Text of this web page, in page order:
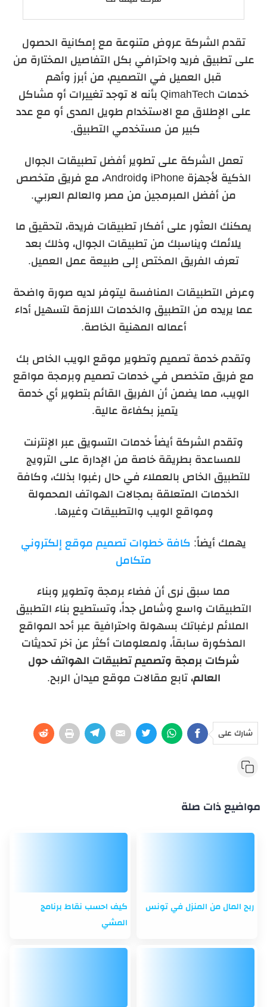
تقدم الشركة عروض متنوعة مع إمكانية الحصول
على تطبيق فريد واحترافي بكل التفاصيل المختارة من
قبل العميل في التصميم، من أبرز وأهم
خدمات QimahTech بأنه لا توجد تغييرات أو مشاكل
على الإطلاق مع الاستخدام طويل المدى أو مع عدد
كبير من مستخدمي التطبيق.
تعمل الشركة على تطوير أفضل تطبيقات الجوال
الذكية لأجهزة iPhone وAndroid، مع فريق متخصص
من أفضل المبرمجين من مصر والعالم العربي.
يمكنك العثور على أفكار تطبيقات فريدة، لتحقيق ما
يلائمك ويناسبك من تطبيقات الجوال، وذلك بعد
تعرف الفريق المختص إلى طبيعة عمل العميل.
وعرض التطبيقات المنافسة ليتوفر لديه صورة واضحة
عما يريده من التطبيق والخدمات اللازمة لتسهيل أداء
أعماله المهنية الخاصة.
وتقدم خدمة تصميم وتطوير موقع الويب الخاص بك
مع فريق متخصص في خدمات تصميم وبرمجة مواقع
الويب، مما يضمن أن الفريق القائم بتطوير أي خدمة
يتميز بكفاءة عالية.
وتقدم الشركة أيضاً خدمات التسويق عبر الإنترنت
للمساعدة بطريقة خاصة من الإدارة على الترويج
للتطبيق الخاص بالعملاء في حال رغبوا بذلك، وكافة
الخدمات المتعلقة بمجالات الهواتف المحمولة
ومواقع الويب والتطبيقات وغيرها.
يهمك أيضاً: كافة خطوات تصميم موقع إلكتروني
متكامل
مما سبق نرى أن فضاء برمجة وتطوير وبناء
التطبيقات واسع وشامل جداً، وتستطيع بناء التطبيق
الملائم لرغباتك بسهولة واحترافية عبر أحد المواقع
المذكورة سابقاً، ولمعلومات أكثر عن آخر تحديثات
شركات برمجة وتصميم تطبيقات الهواتفحول
العالم، تابع مقالات موقع ميدان الربح.
شارك على
مواضيع ذات صلة
ربح المال من المنزل في تونس
كيف احسب نقاط برنامج
المشي